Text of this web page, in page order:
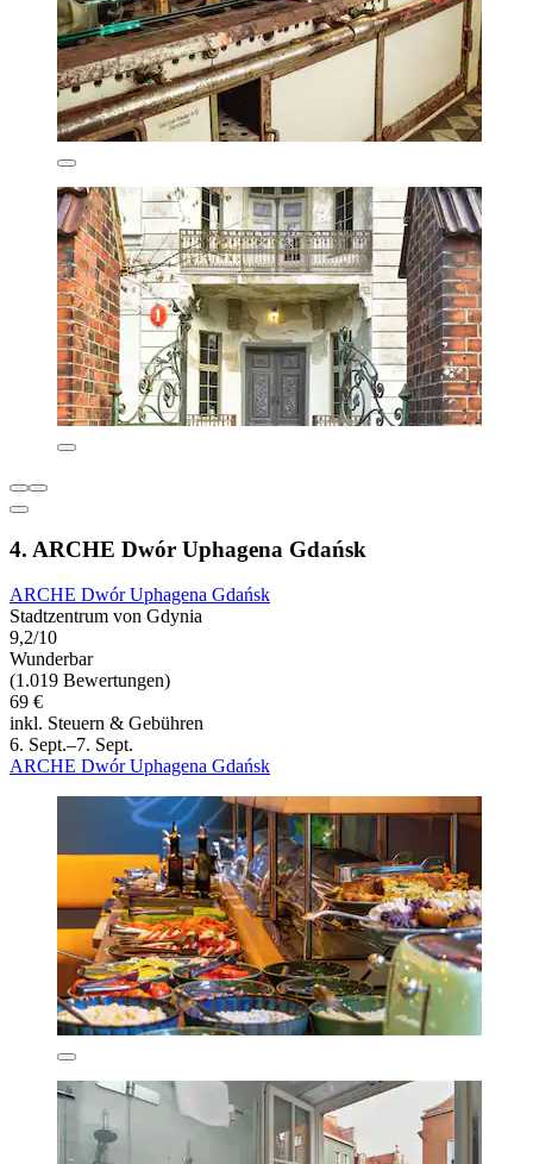
4. ARCHE Dwór Uphagena Gdańsk
ARCHE Dwór Uphagena Gdańsk
Stadtzentrum von Gdynia
9,2/10
Wunderbar
(1.019 Bewertungen)
69 €
inkl. Steuern & Gebühren
6. Sept.–7. Sept.
ARCHE Dwór Uphagena Gdańsk